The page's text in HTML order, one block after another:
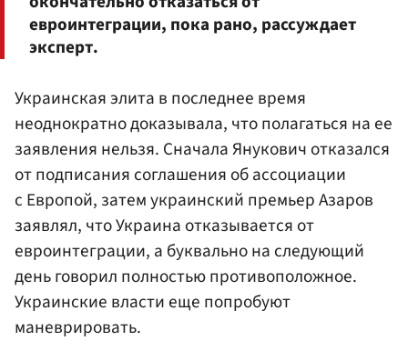
евроинтеграции, пока рано, рассуждает
эксперт.
Украинская элита в последнее время
неоднократно доказывала, что полагаться на ее
заявления нельзя. Сначала Янукович отказался
от подписания соглашения об ассоциации
с Европой, затем украинский премьер Азаров
заявлял, что Украина отказывается от
евроинтеграции, а буквально на следующий
день говорил полностью противоположное.
Украинские власти еще попробуют
маневрировать.